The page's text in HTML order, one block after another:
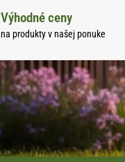
Výhodné ceny
na produkty v našej ponuke